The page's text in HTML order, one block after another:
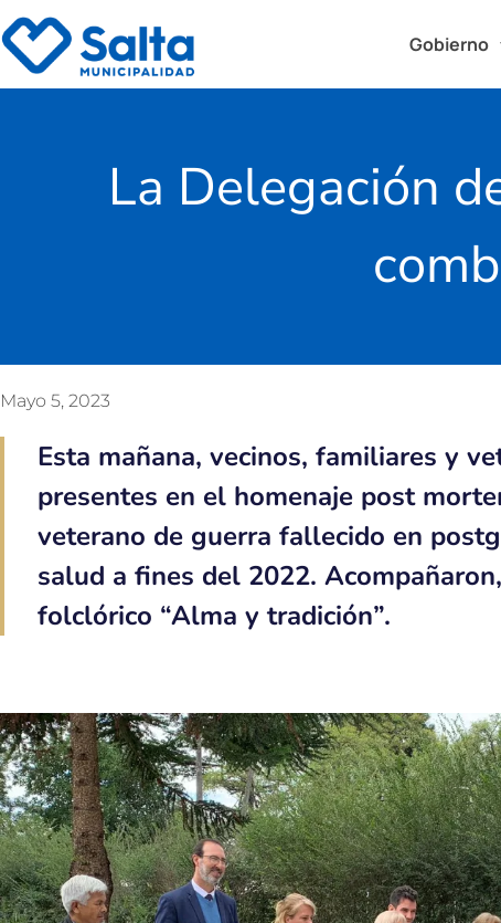
Gobierno
La Delegación
Mayo 5, 2023
Esta mañana, vecinos, familiares y
presentes en el homenaje post
veterano de guerra fallecido en
salud a fines del 2022.
folclórico “Alma y tradición”.